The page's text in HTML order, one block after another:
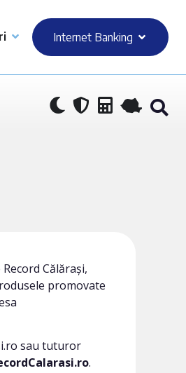
Internet Banking
Călărași,
promovate
sau tuturor
.